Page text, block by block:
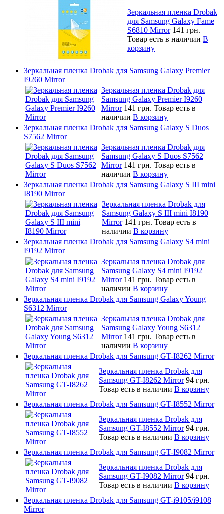
Зеркальная пленка Drobak
для Samsung Galaxy Fame
S6810 Mirror 141 грн.
Товар есть в наличии В
корзину
Зеркальная пленка Drobak для Samsung Galaxy Premier
I9260 Mirror
Зеркальная пленка Drobak для
Samsung Galaxy Premier I9260
Mirror 141 грн. Товар есть в
наличии В корзину
Зеркальная пленка Drobak для Samsung Galaxy S Duos
S7562 Mirror
Зеркальная пленка Drobak для
Samsung Galaxy S Duos S7562
Mirror 141 грн. Товар есть в
наличии В корзину
Зеркальная пленка Drobak для Samsung Galaxy S III mini
I8190 Mirror
Зеркальная пленка Drobak для
Samsung Galaxy S III mini I8190
Mirror 141 грн. Товар есть в
наличии В корзину
Зеркальная пленка Drobak для Samsung Galaxy S4 mini
I9192 Mirror
Зеркальная пленка Drobak для
Samsung Galaxy S4 mini I9192
Mirror 141 грн. Товар есть в
наличии В корзину
Зеркальная пленка Drobak для Samsung Galaxy Young
S6312 Mirror
Зеркальная пленка Drobak для
Samsung Galaxy Young S6312
Mirror 141 грн. Товар есть в
наличии В корзину
Зеркальная пленка Drobak для Samsung GT-I8262 Mirror
Зеркальная пленка Drobak для
Samsung GT-I8262 Mirror 94 грн.
Товар есть в наличии В корзину
Зеркальная пленка Drobak для Samsung GT-I8552 Mirror
Зеркальная пленка Drobak для
Samsung GT-I8552 Mirror 94 грн.
Товар есть в наличии В корзину
Зеркальная пленка Drobak для Samsung GT-I9082 Mirror
Зеркальная пленка Drobak для
Samsung GT-I9082 Mirror 94 грн.
Товар есть в наличии В корзину
Зеркальная пленка Drobak для Samsung GT-i9105/i9108
Mirror